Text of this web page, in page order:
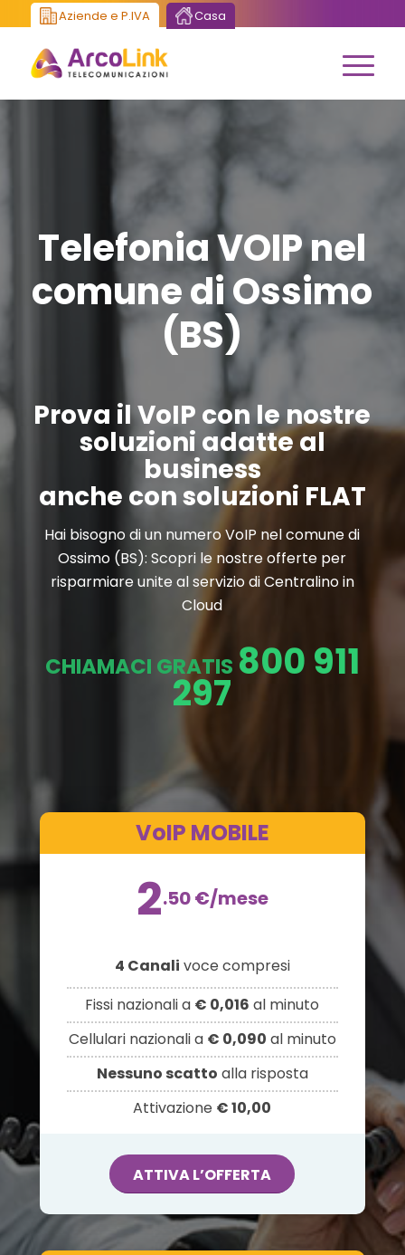
Aziende e P.IVA Casa
Telefonia VOIP nel
comune di Ossimo
(BS)
Prova il VoIP con le nostre
soluzioni adatte al
business
anche con soluzioni FLAT
Hai bisogno di un numero VoIP nel comune di
Ossimo (BS): Scopri le nostre offerte per
risparmiare unite al servizio di Centralino in
Cloud
CHIAMACI GRATIS 800 911
297
VoIP MOBILE
2.50€/mese
4 Canali voce compresi
Fissi nazionali a € 0,016 al minuto
Cellulari nazionali a € 0,090 al minuto
Nessuno scatto alla risposta
Attivazione € 10,00
ATTIVA L’OFFERTA